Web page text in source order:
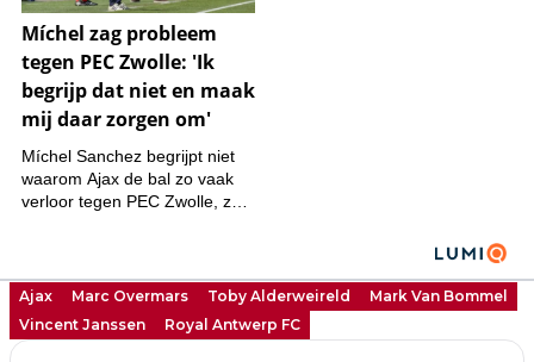
Ajax Marc Overmars Toby Alderweireld
Mark Van Bommel
Vincent Janssen
Royal Antwerp FC